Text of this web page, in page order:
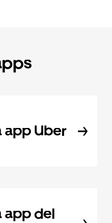
app Uber
app del